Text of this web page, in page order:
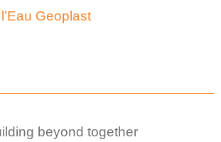
Geoplast
beyond together